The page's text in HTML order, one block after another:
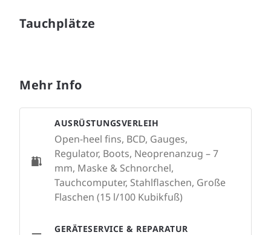
Tauchplätze
Mehr Info
AUSRÜSTUNGSVERLEIH
Open-heel fins, BCD, Gauges,
Regulator, Boots, Neoprenanzug – 7
mm, Maske & Schnorchel,
Tauchcomputer, Stahlflaschen, Große
Flaschen (15 l/100 Kubikfuß)
GERÄTESERVICE & REPARATUR